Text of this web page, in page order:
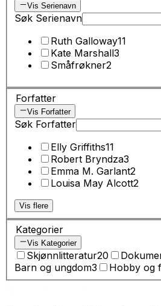
Vis Serienavn
Søk Serienavn
Ruth Galloway11
Kate Marshall3
Småfrøkner2
Forfatter
Vis Forfatter
Søk Forfatter
Elly Griffiths11
Robert Bryndza3
Emma M. Garlant2
Louisa May Alcott2
Vis flere
Kategorier
Vis Kategorier
Skjønnlitteratur20
Barn og ungdom3 Hobby og